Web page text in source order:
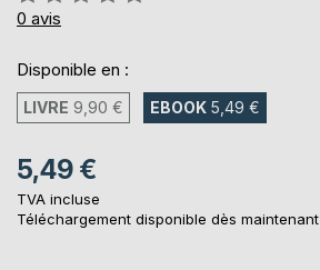
0%
0 avis
Disponible en :
LIVRE 9,90 € EBOOK 5,49 €
5,49 €
TVA incluse
Téléchargement disponible dès maintenant